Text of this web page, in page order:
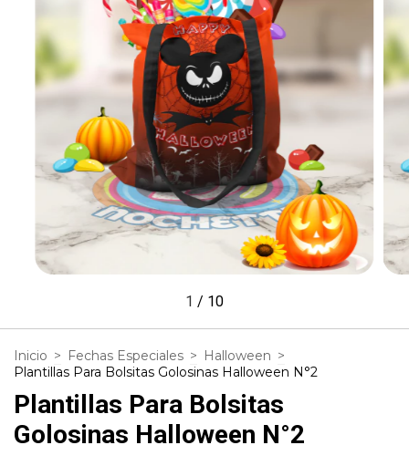
1 / 10
Inicio > Fechas Especiales > Halloween >
Plantillas Para Bolsitas Golosinas Halloween N°2
Plantillas Para Bolsitas
Golosinas Halloween N°2